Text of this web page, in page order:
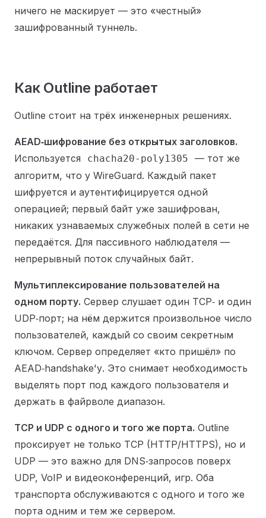
ничего не маскирует — это «честный»
зашифрованный туннель.
Как Outline работает
Outline стоит на трёх инженерных решениях.
AEAD‑шифрование без открытых заголовков.
Используется
chacha20-poly1305
— тот же
алгоритм, что у WireGuard. Каждый пакет
шифруется и аутентифицируется одной
операцией; первый байт уже зашифрован,
никаких узнаваемых служебных полей в сети не
передаётся. Для пассивного наблюдателя —
непрерывный поток случайных байт.
Мультиплексирование пользователей на
одном порту. Сервер слушает один TCP‑ и один
UDP‑порт; на нём держится произвольное число
пользователей, каждый со своим секретным
ключом. Сервер определяет «кто пришёл» по
AEAD‑handshake'у. Это снимает необходимость
выделять порт под каждого пользователя и
держать в файрволе диапазон.
TCP и UDP с одного и того же порта. Outline
проксирует не только TCP (HTTP/HTTPS), но и
UDP — это важно для DNS‑запросов поверх
UDP, VoIP и видеоконференций, игр. Оба
транспорта обслуживаются с одного и того же
порта одним и тем же сервером.